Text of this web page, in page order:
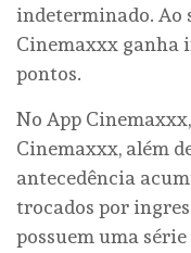
indeterminado. Ao
Cinemaxxx ganha
pontos.
No App
Cinemaxxx, além
antecedência
trocados por
possuem uma